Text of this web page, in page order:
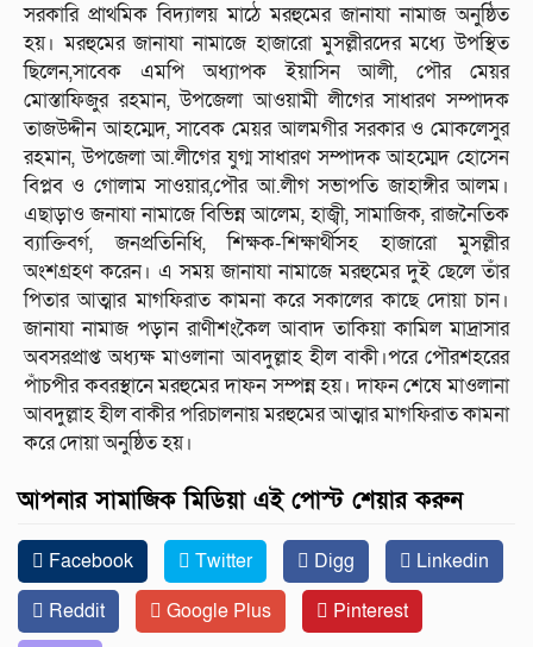
সরকারি প্রাথমিক বিদ্যালয় মাঠে মরহুমের জানাযা নামাজ অনুষ্ঠিত
হয়। মরহুমের জানাযা নামাজে হাজারো মুসল্লীরদের মধ্যে উপস্থিত
ছিলেন,সাবেক এমপি অধ্যাপক ইয়াসিন আলী, পৌর মেয়র
মোস্তাফিজুর রহমান, উপজেলা আওয়ামী লীগের সাধারণ সম্পাদক
তাজউদ্দীন আহম্মেদ, সাবেক মেয়র আলমগীর সরকার ও মোকলেসুর
রহমান, উপজেলা আ.লীগের যুগ্ম সাধারণ সম্পাদক আহম্মেদ হোসেন
বিপ্লব ও গোলাম সাওয়ার,পৌর আ.লীগ সভাপতি জাহাঙ্গীর আলম।
এছাড়াও জনাযা নামাজে বিভিন্ন আলেম, হাজ্বী, সামাজিক, রাজনৈতিক
ব্যাক্তিবর্গ, জনপ্রতিনিধি, শিক্ষক-শিক্ষার্থীসহ হাজারো মুসল্লীর
অংশগ্রহণ করেন। এ সময় জানাযা নামাজে মরহুমের দুই ছেলে তাঁর
পিতার আত্মার মাগফিরাত কামনা করে সকালের কাছে দোয়া চান।
জানাযা নামাজ পড়ান রাণীশংকৈল আবাদ তাকিয়া কামিল মাদ্রাসার
অবসরপ্রাপ্ত অধ্যক্ষ মাওলানা আবদুল্লাহ হীল বাকী।পরে পৌরশহরের
পাঁচপীর কবরস্থানে মরহুমের দাফন সম্পন্ন হয়। দাফন শেষে মাওলানা
আবদুল্লাহ হীল বাকীর পরিচালনায় মরহুমের আত্মার মাগফিরাত কামনা
করে দোয়া অনুষ্ঠিত হয়।
আপনার সামাজিক মিডিয়া এই পোস্ট শেয়ার করুন
Facebook Twitter Digg
Linkedin
Reddit
Google Plus
Pinterest